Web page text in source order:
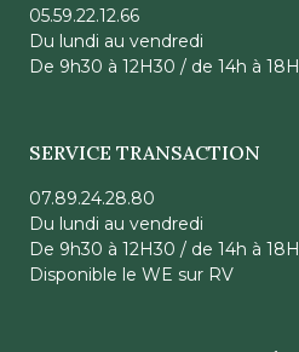
05.59.22.12.66
Du lundi au vendredi
De 9h30 à 12H30 / de 14h à 18H
SERVICE TRANSACTION
07.89.24.28.80
Du lundi au vendredi
De 9h30 à 12H30 / de 14h à 18H
Disponible le WE sur RV